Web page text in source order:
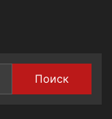
Поиск